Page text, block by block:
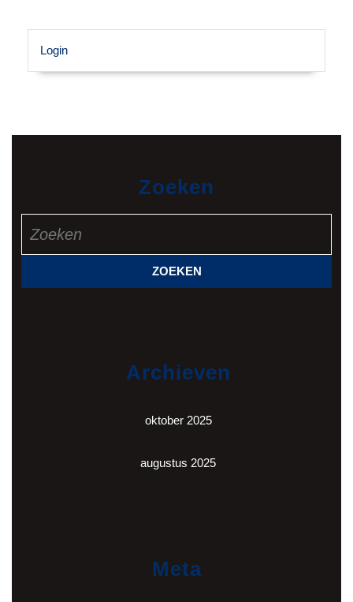
Login
Zoeken
naar:
Archieven
oktober 2025
augustus 2025
Meta